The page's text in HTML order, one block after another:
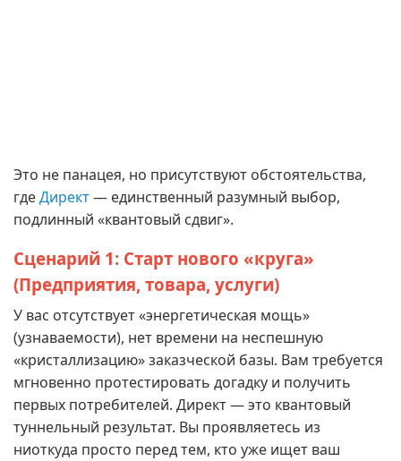
Это не панацея, но присутствуют обстоятельства,
гдеДирект— единственный разумный выбор,
подлинный «квантовый сдвиг».
Сценарий 1: Старт нового «круга»
(Предприятия, товара, услуги)
У вас отсутствует «энергетическая мощь»
(узнаваемости), нет времени на неспешную
«кристаллизацию» заказческой базы. Вам требуется
мгновенно протестировать догадку и получить
первых потребителей. Директ — это квантовый
туннельный результат. Вы проявляетесь из
ниоткуда просто перед тем, кто уже ищет ваш